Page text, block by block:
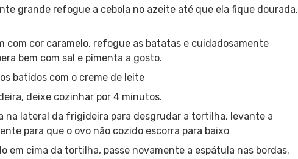
grande refogue a cebola no azeite até que ela fique dourada,
com cor caramelo, refogue as batatas e cuidadosamente
bem com sal e pimenta a gosto.
batidos com o creme de leite
deixe cozinhar por 4 minutos.
na lateral da frigideira para desgrudar a tortilha, levante a
para que o ovo não cozido escorra para baixo
em cima da tortilha, passe novamente a espátula nas bordas.